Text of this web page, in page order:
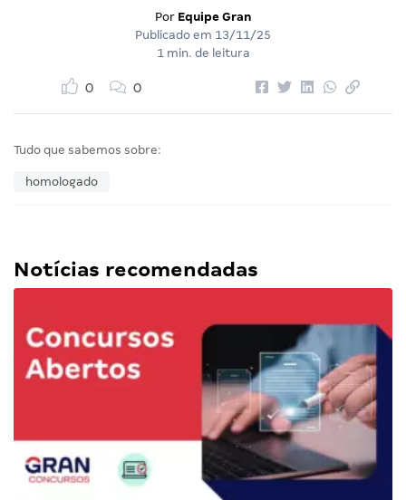
Por Equipe Gran
Publicado em 13/11/25
1 min. de leitura
0 0
Tudo que sabemos sobre:
homologado
Notícias recomendadas